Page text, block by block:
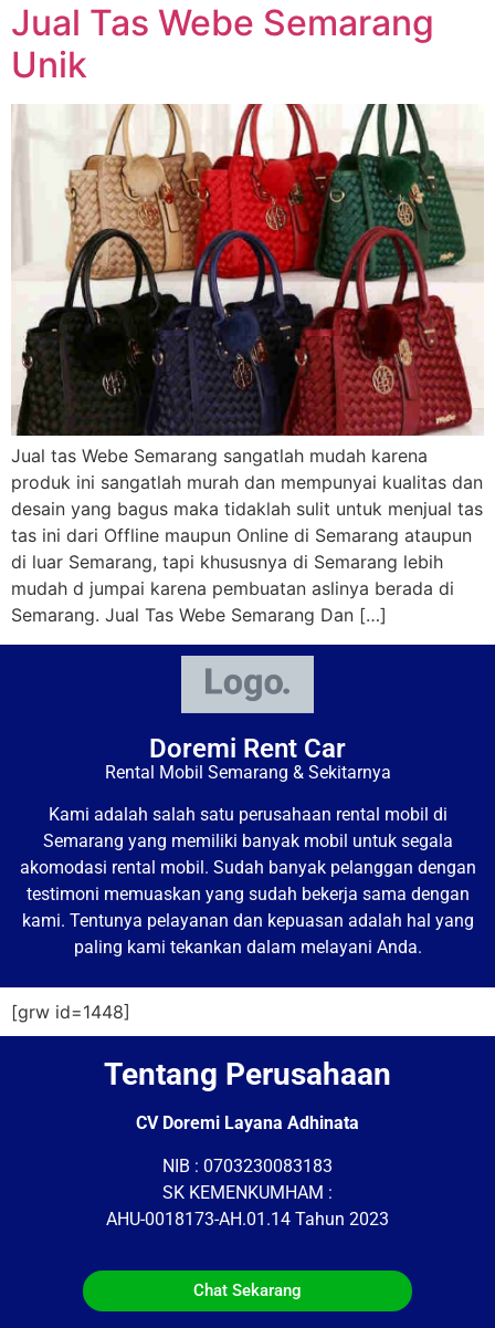
Jual Tas Webe Semarang
Unik
Jual tas Webe Semarang sangatlah mudah karena
produk ini sangatlah murah dan mempunyai kualitas dan
desain yang bagus maka tidaklah sulit untuk menjual tas
tas ini dari Offline maupun Online di Semarang ataupun
di luar Semarang, tapi khususnya di Semarang lebih
mudah d jumpai karena pembuatan aslinya berada di
Semarang. Jual Tas Webe Semarang Dan […]
Doremi Rent Car
Rental Mobil Semarang & Sekitarnya
Kami adalah salah satu perusahaan rental mobil di
Semarang yang memiliki banyak mobil untuk segala
akomodasi rental mobil. Sudah banyak pelanggan dengan
testimoni memuaskan yang sudah bekerja sama dengan
kami. Tentunya pelayanan dan kepuasan adalah hal yang
paling kami tekankan dalam melayani Anda.
[grw id=1448]
Tentang Perusahaan
CV Doremi Layana Adhinata
NIB : 0703230083183
SK KEMENKUMHAM :
AHU-0018173-AH.01.14 Tahun 2023
Chat Sekarang